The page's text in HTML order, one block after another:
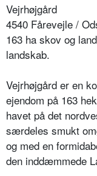
Vejrhøjgård
4540 Fårevejle /
163 ha skov og
landskab.
Vejrhøjgård er en
ejendom på 163
havet på det
særdeles smukt
og med en
den inddæmmede